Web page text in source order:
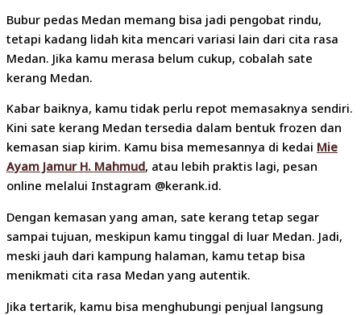
Bubur pedas Medan memang bisa jadi pengobat rindu,
tetapi kadang lidah kita mencari variasi lain dari cita rasa
Medan. Jika kamu merasa belum cukup, cobalah sate
kerang Medan.
Kabar baiknya, kamu tidak perlu repot memasaknya sendiri.
Kini sate kerang Medan tersedia dalam bentuk frozen dan
kemasan siap kirim. Kamu bisa memesannya di kedai Mie
Ayam Jamur H. Mahmud, atau lebih praktis lagi, pesan
online melalui Instagram @kerank.id.
Dengan kemasan yang aman, sate kerang tetap segar
sampai tujuan, meskipun kamu tinggal di luar Medan. Jadi,
meski jauh dari kampung halaman, kamu tetap bisa
menikmati cita rasa Medan yang autentik.
Jika tertarik, kamu bisa menghubungi penjual langsung